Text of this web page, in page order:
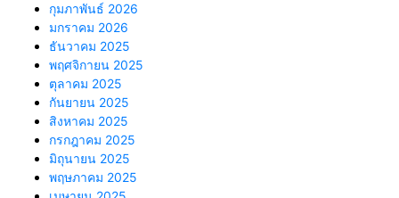
กุมภาพันธ์ 2026
มกราคม 2026
ธันวาคม 2025
พฤศจิกายน 2025
ตุลาคม 2025
กันยายน 2025
สิงหาคม 2025
กรกฎาคม 2025
มิถุนายน 2025
พฤษภาคม 2025